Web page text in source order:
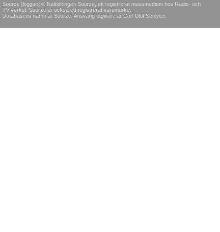
Sourze [loggan] © Nättidningen Sourze, ett registrerat massmedium hos Radio- och
TV-verket. Sourze är också ett registrerat varumärke.
Databasens namn är Sourze. Ansvarig utgivare är Carl Olof Schlyter.